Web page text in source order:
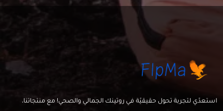
استعدّي لتجربة تحول حقيقيّة في روتينك الجمالي والصحي! مع منتجاتنا،